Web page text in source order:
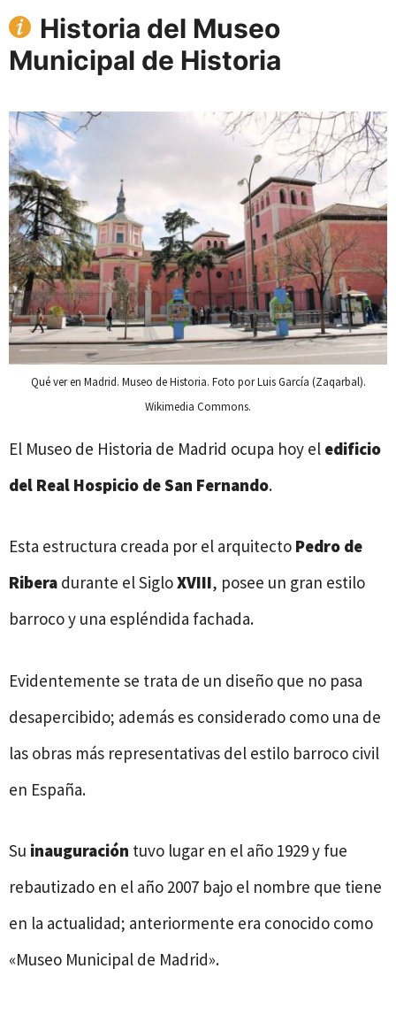
Historia del Museo
Municipal de Historia
Qué ver en Madrid. Museo de Historia. Foto por Luis García (Zaqarbal).
Wikimedia Commons.
El Museo de Historia de Madrid ocupa hoy el edificio
del Real Hospicio de San Fernando.
Esta estructura creada por el arquitecto Pedro de
Ribera durante el SigloXVIII, posee un gran estilo
barroco y una espléndida fachada.
Evidentemente se trata de un diseño que no pasa
desapercibido; además es considerado como una de
las obras más representativas del estilo barroco civil
en España.
Su inauguración tuvo lugar en el año 1929 y fue
rebautizado en el año 2007 bajo el nombre que tiene
en la actualidad; anteriormente era conocido como
«Museo Municipal de Madrid».